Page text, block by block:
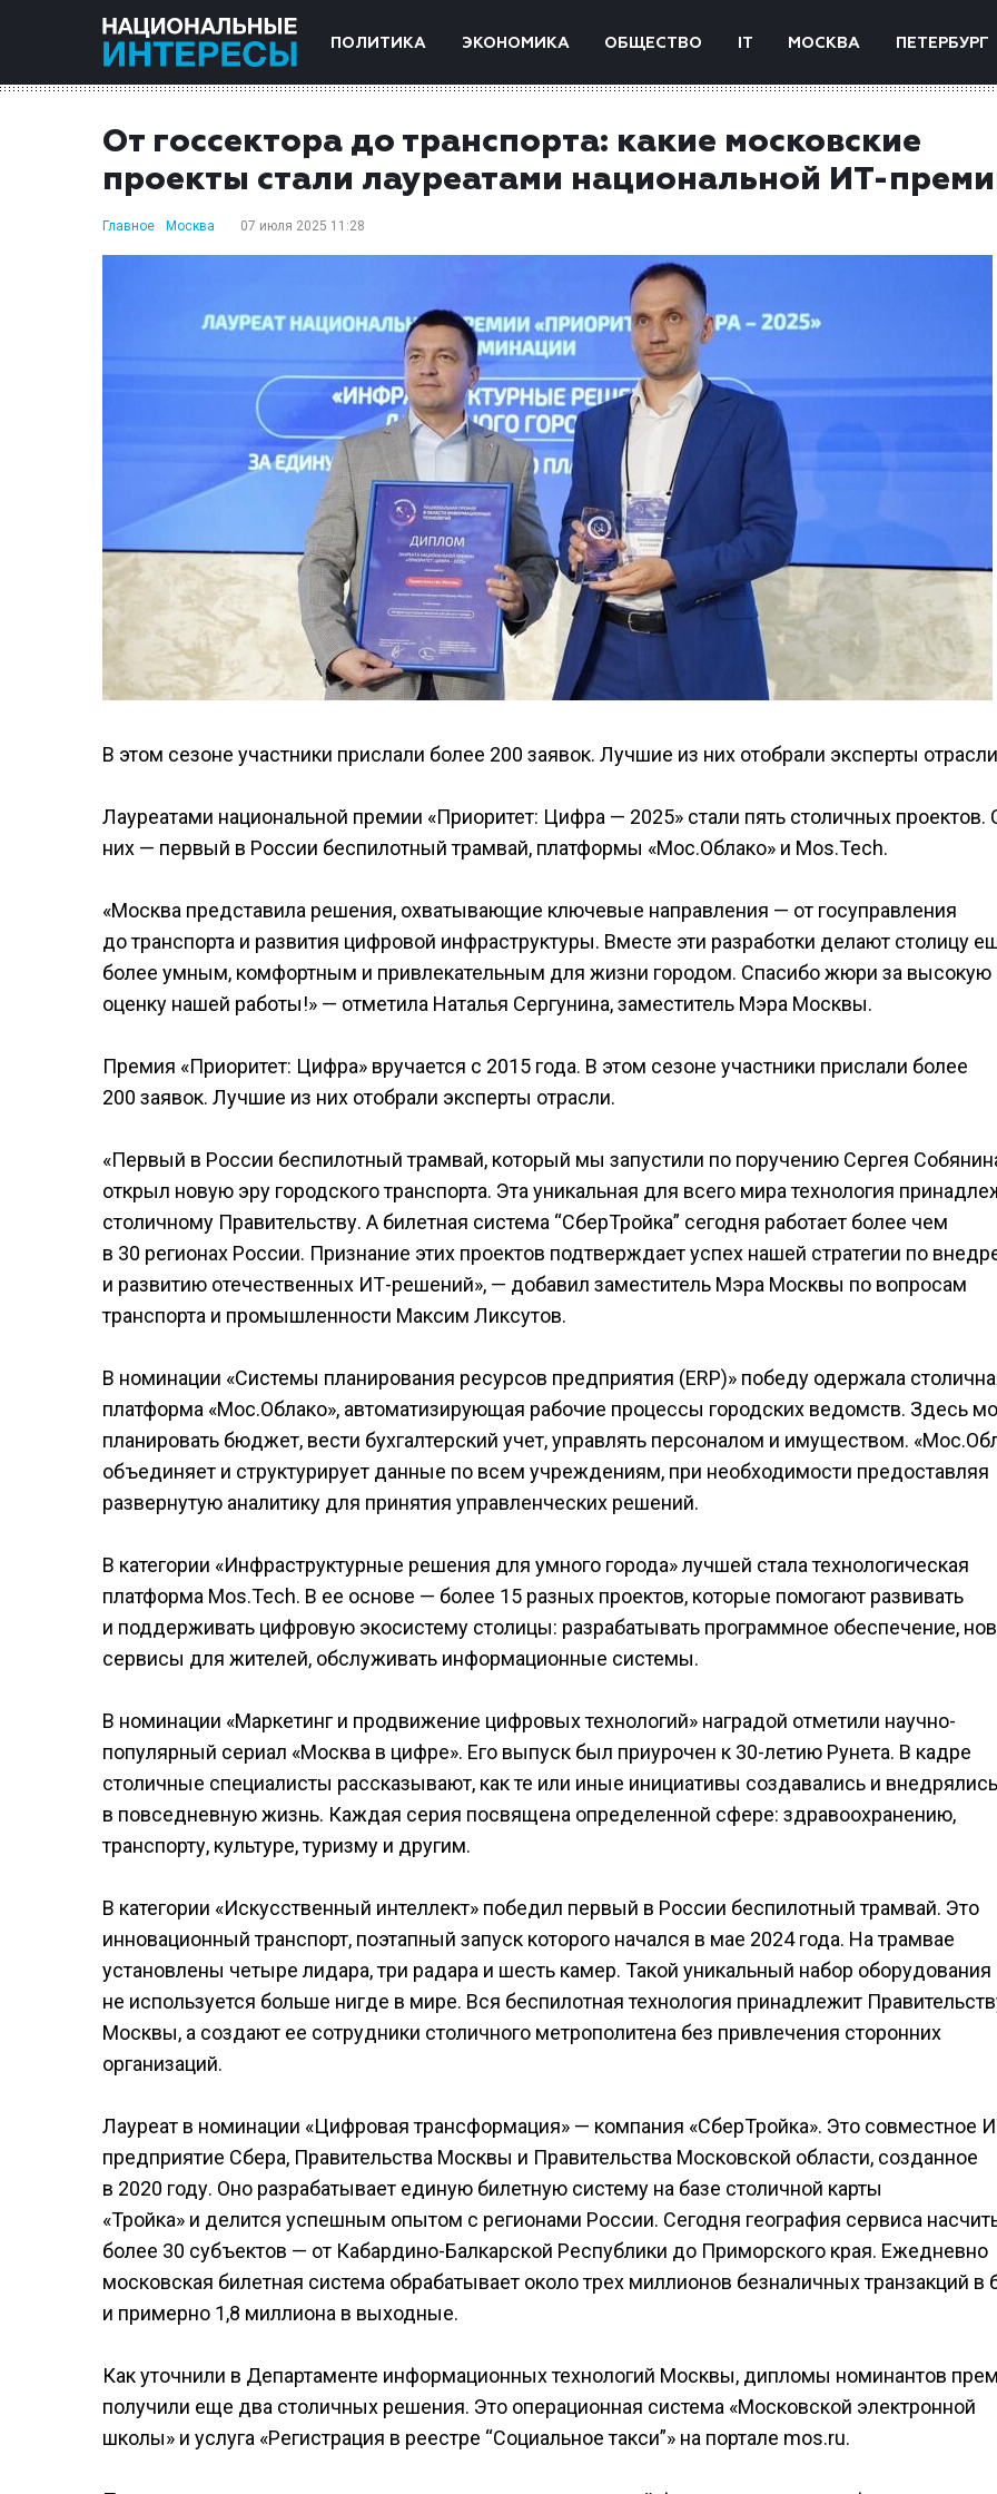
ПОЛИТИКА ЭКОНОМИКА ОБЩЕСТВО IT МОСКВА ПЕТЕРБУРГ
От госсектора до транспорта: какие московские
проекты стали лауреатами национальной ИТ-
Главное Москва 07 июля 2025 11:28
В этом сезоне участники прислали более 200 заявок. Лучшие из них отобрали эксперты
Лауреатами национальной премии «Приоритет: Цифра — 2025» стали пять столичных проектов.
них — первый в России беспилотный трамвай, платформы «Мос.Облако» и Mos.Tech.
«Москва представила решения, охватывающие ключевые направления — от госуправления
до транспорта и развития цифровой инфраструктуры. Вместе эти разработки делают столицу
более умным, комфортным и привлекательным для жизни городом. Спасибо жюри за высокую
оценку нашей работы!» — отметила Наталья Сергунина, заместитель Мэра Москвы.
Премия «Приоритет: Цифра» вручается с 2015 года. В этом сезоне участники прислали более
200 заявок. Лучшие из них отобрали эксперты отрасли.
«Первый в России беспилотный трамвай, который мы запустили по поручению Сергея
открыл новую эру городского транспорта. Эта уникальная для всего мира технология
столичному Правительству. А билетная система “СберТройка” сегодня работает более чем
в 30 регионах России. Признание этих проектов подтверждает успех нашей стратегии по
и развитию отечественных ИТ-решений», — добавил заместитель Мэра Москвы по вопросам
транспорта и промышленности Максим Ликсутов.
В номинации «Системы планирования ресурсов предприятия (ERP)» победу одержала
платформа «Мос.Облако», автоматизирующая рабочие процессы городских ведомств. Здесь
планировать бюджет, вести бухгалтерский учет, управлять персоналом и имуществом.
объединяет и структурирует данные по всем учреждениям, при необходимости предоставляя
развернутую аналитику для принятия управленческих решений.
В категории «Инфраструктурные решения для умного города» лучшей стала технологическая
платформа Mos.Tech. В ее основе — более 15 разных проектов, которые помогают развивать
и поддерживать цифровую экосистему столицы: разрабатывать программное обеспечение,
сервисы для жителей, обслуживать информационные системы.
В номинации «Маркетинг и продвижение цифровых технологий» наградой отметили научно-
популярный сериал «Москва в цифре». Его выпуск был приурочен к 30-летию Рунета. В кадре
столичные специалисты рассказывают, как те или иные инициативы создавались и внедрялись
в повседневную жизнь. Каждая серия посвящена определенной сфере: здравоохранению,
транспорту, культуре, туризму и другим.
В категории «Искусственный интеллект» победил первый в России беспилотный трамвай. Это
инновационный транспорт, поэтапный запуск которого начался в мае 2024 года. На трамвае
установлены четыре лидара, три радара и шесть камер. Такой уникальный набор оборудования
не используется больше нигде в мире. Вся беспилотная технология принадлежит
Москвы, а создают ее сотрудники столичного метрополитена без привлечения сторонних
организаций.
Лауреат в номинации «Цифровая трансформация» — компания «СберТройка». Это совместное
предприятие Сбера, Правительства Москвы и Правительства Московской области, созданное
в 2020 году. Оно разрабатывает единую билетную систему на базе столичной карты
«Тройка» и делится успешным опытом с регионами России. Сегодня география сервиса
более 30 субъектов — от Кабардино-Балкарской Республики до Приморского края. Ежедневно
московская билетная система обрабатывает около трех миллионов безналичных транзакций в
и примерно 1,8 миллиона в выходные.
Как уточнили в Департаменте информационных технологий Москвы, дипломы номинантов
получили еще два столичных решения. Это операционная система «Московской электронной
школы» и услуга «Регистрация в реестре “Социальное такси”» на портале mos.ru.